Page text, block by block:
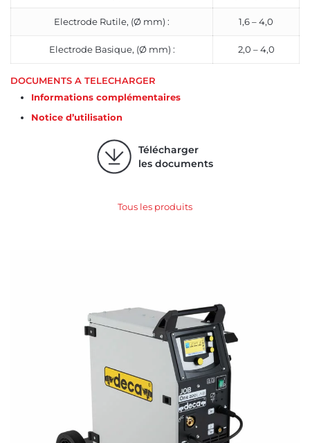
Electrode Rutile, (Ø mm) : 1,6 – 4,0
Electrode Basique, (Ø mm) : 2,0 – 4,0
DOCUMENTS A TELECHARGER
Informations complémentaires
Notice d’utilisation
Télécharger
les documents
Tous les produits